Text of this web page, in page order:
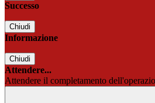
Successo
Chiudi
Informazione
Chiudi
Attendere...
Attendere il completamento